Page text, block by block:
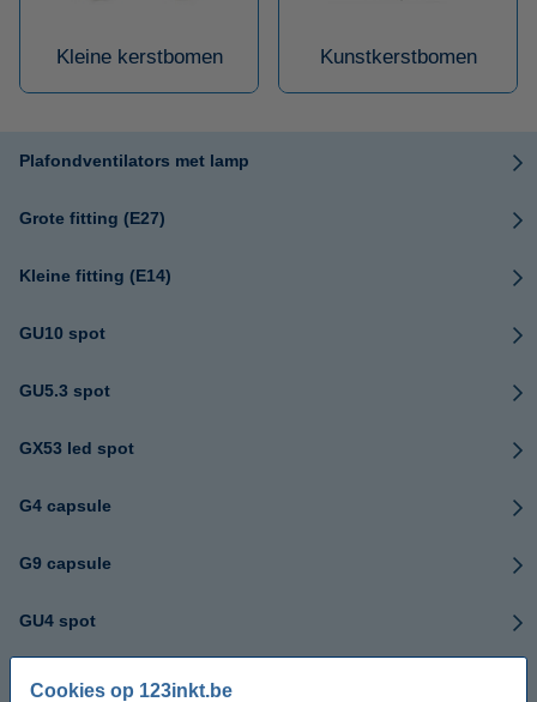
Cookies op 123inkt.be
Kleine kerstbomen Kunstkerstbomen
Plafondventilators met lamp
Grote fitting (E27)
Kleine fitting (E14)
GU10 spot
GU5.3 spot
GX53 led spot
G4 capsule
G9 capsule
GU4 spot
GY6.35 capsule